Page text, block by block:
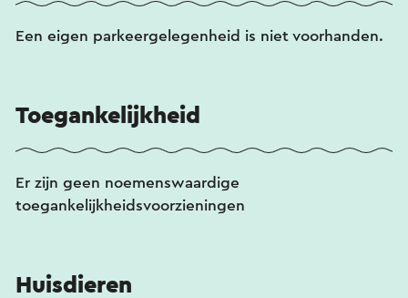
Een eigen parkeergelegenheid is niet voorhanden.
Toegankelijkheid
Er zijn geen noemenswaardige
toegankelijkheidsvoorzieningen
Huisdieren